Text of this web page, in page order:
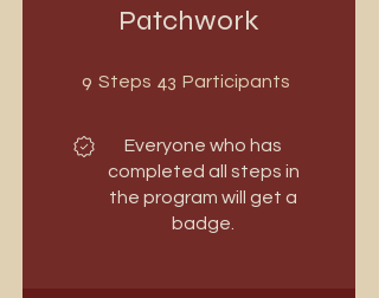
Patchwork
9 Steps 9 Steps
43 Participants
Everyone who has
completed all steps in
the program will get a
badge.